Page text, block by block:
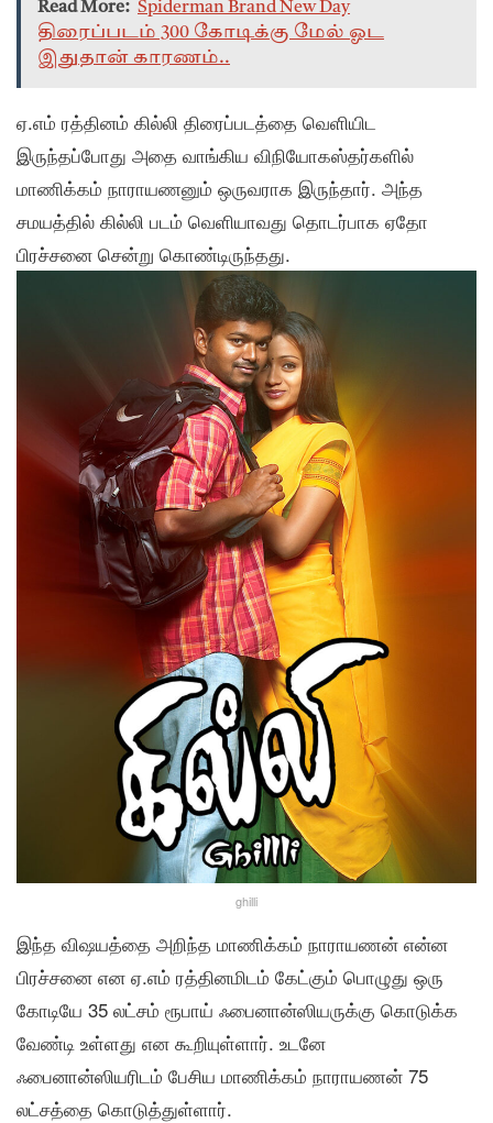
Read More: Spiderman Brand New Day
திரைப்படம் 300 கோடிக்கு மேல் ஓட
இதுதான் காரணம்..
ஏ.எம் ரத்தினம் கில்லி திரைப்படத்தை வெளியிட
இருந்தப்போது அதை வாங்கிய விநியோகஸ்தர்களில்
மாணிக்கம் நாராயணனும் ஒருவராக இருந்தார். அந்த
சமயத்தில் கில்லி படம் வெளியாவது தொடர்பாக ஏதோ
பிரச்சனை சென்று கொண்டிருந்தது.
ghilli
இந்த விஷயத்தை அறிந்த மாணிக்கம் நாராயணன் என்ன
பிரச்சனை என ஏ.எம் ரத்தினமிடம் கேட்கும் பொழுது ஒரு
கோடியே 35 லட்சம் ரூபாய் ஃபைனான்ஸியருக்கு கொடுக்க
வேண்டி உள்ளது என கூறியுள்ளார். உடனே
ஃபைனான்ஸியரிடம் பேசிய மாணிக்கம் நாராயணன் 75
லட்சத்தை கொடுத்துள்ளார்.